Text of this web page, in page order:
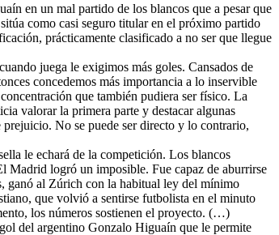
en un mal partido de los blancos que a pesar que
como casi seguro titular en el próximo partido
prácticamente clasificado a no ser que llegue
juega le exigimos más goles. Cansados de
concedemos más importancia a lo inservible
que también pudiera ser físico. La
valorar la primera parte y destacar algunas
No se puede ser directo y lo contrario,
le echará de la competición. Los blancos
Madrid logró un imposible. Fue capaz de aburrirse
ganó al Zúrich con la habitual ley del mínimo
que volvió a sentirse futbolista en el minuto
los números sostienen el proyecto. (…)
del argentino Gonzalo Higuaín que le permite